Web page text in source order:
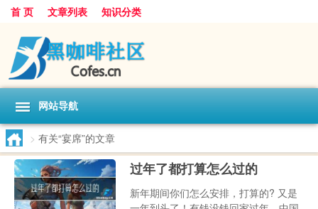
首 页 文章列表 知识分类
网站导航
> 有关“宴席”的文章
过年了都打算怎么过的
新年期间你们怎么安排，打算的? 又是